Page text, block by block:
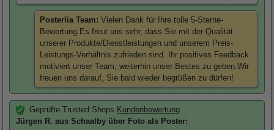
Posterlia Team: Vielen Dank für Ihre tolle 5-Sterne-
Bewertung.Es freut uns sehr, dass Sie mit der Qualität
unserer Produkte/Dienstleistungen und unserem Preis-
Leistungs-Verhältnis zufrieden sind. Ihr positives Feedback
motiviert unser Team, weiterhin unser Bestes zu geben.Wir
freuen uns darauf, Sie bald wieder begrüßen zu dürfen!
Geprüfte Trusted Shops Kundenbewertung
Jürgen R. aus Schaalby über Foto als Poster: